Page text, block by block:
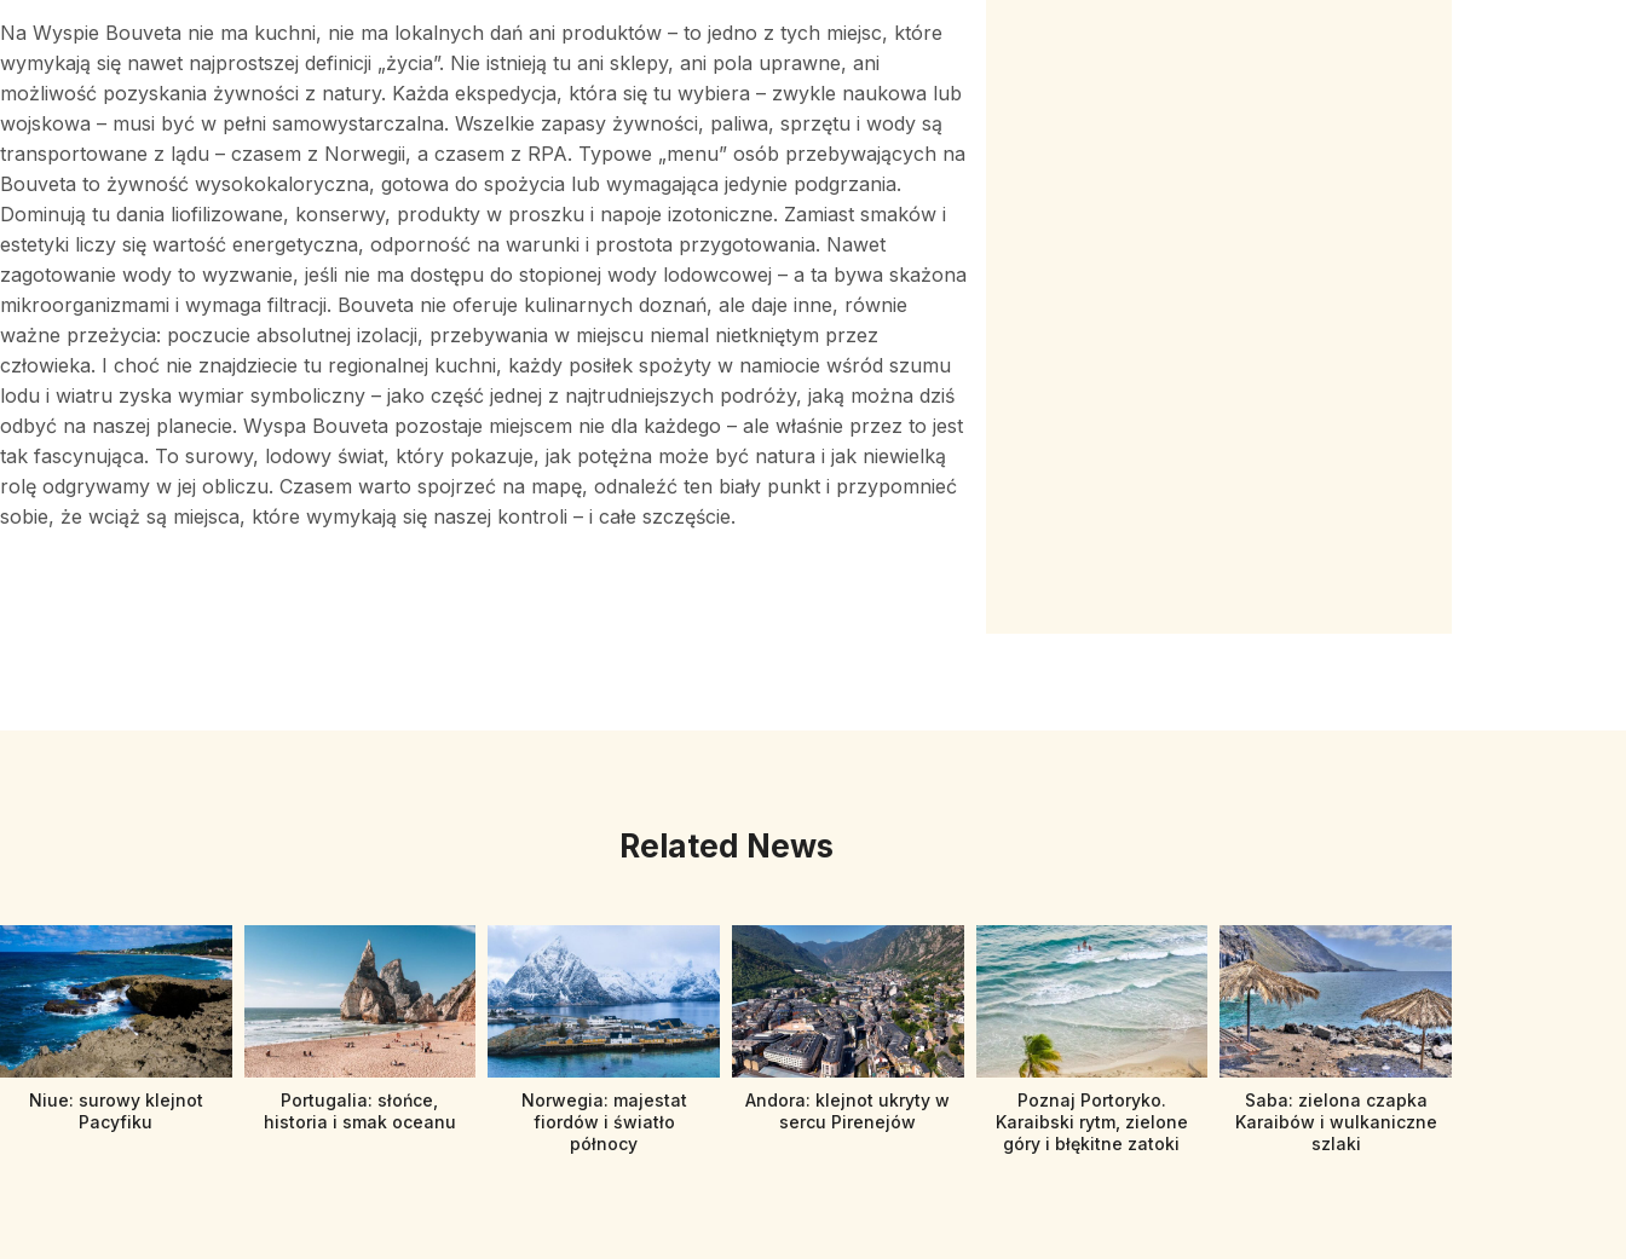
Na Wyspie Bouveta nie ma kuchni, nie ma lokalnych dań ani produktów – to jedno z tych miejsc, które
wymykają się nawet najprostszej definicji „życia”. Nie istnieją tu ani sklepy, ani pola uprawne, ani
możliwość pozyskania żywności z natury. Każda ekspedycja, która się tu wybiera – zwykle naukowa lub
wojskowa – musi być w pełni samowystarczalna. Wszelkie zapasy żywności, paliwa, sprzętu i wody są
transportowane z lądu – czasem z Norwegii, a czasem z RPA. Typowe „menu” osób przebywających na
Bouveta to żywność wysokokaloryczna, gotowa do spożycia lub wymagająca jedynie podgrzania.
Dominują tu dania liofilizowane, konserwy, produkty w proszku i napoje izotoniczne. Zamiast smaków i
estetyki liczy się wartość energetyczna, odporność na warunki i prostota przygotowania. Nawet
zagotowanie wody to wyzwanie, jeśli nie ma dostępu do stopionej wody lodowcowej – a ta bywa skażona
mikroorganizmami i wymaga filtracji. Bouveta nie oferuje kulinarnych doznań, ale daje inne, równie
ważne przeżycia: poczucie absolutnej izolacji, przebywania w miejscu niemal nietkniętym przez
człowieka. I choć nie znajdziecie tu regionalnej kuchni, każdy posiłek spożyty w namiocie wśród szumu
lodu i wiatru zyska wymiar symboliczny – jako część jednej z najtrudniejszych podróży, jaką można dziś
odbyć na naszej planecie. Wyspa Bouveta pozostaje miejscem nie dla każdego – ale właśnie przez to jest
tak fascynująca. To surowy, lodowy świat, który pokazuje, jak potężna może być natura i jak niewielką
rolę odgrywamy w jej obliczu. Czasem warto spojrzeć na mapę, odnaleźć ten biały punkt i przypomnieć
sobie, że wciąż są miejsca, które wymykają się naszej kontroli – i całe szczęście.
Related News
Niue: surowy klejnot
Pacyfiku
Portugalia: słońce,
historia i smak oceanu
Norwegia: majestat
fiordów i światło
północy
Andora: klejnot ukryty w
sercu Pirenejów
Poznaj Portoryko.
Karaibski rytm, zielone
góry i błękitne zatoki
Saba: zielona czapka
Karaibów i wulkaniczne
szlaki